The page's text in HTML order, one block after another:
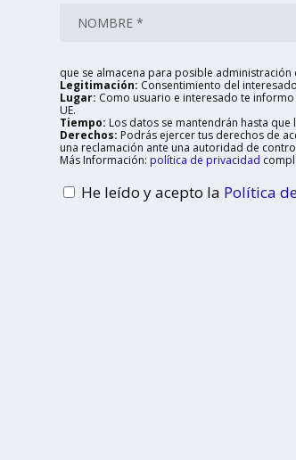
que se almacena para posible administración
Legitimación: Consentimiento del
Lugar: Como usuario e interesado te
UE.
Tiempo: Los datos se mantendrán hasta
Derechos: Podrás ejercer tus derechos de
una reclamación ante una autoridad de
Más Información: política de privacidad
He leído y acepto la Política